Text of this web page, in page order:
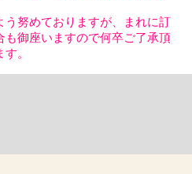
う努めておりますが、まれに訂
も御座いますので何卒ご了承頂
。